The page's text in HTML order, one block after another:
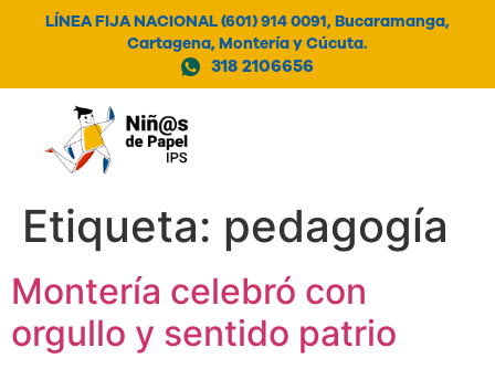
LÍNEA FIJA NACIONAL (601) 914 0091, Bucaramanga,
Cartagena, Montería y Cúcuta.
318 2106656
Etiqueta: pedagogía
Montería celebró con
orgullo y sentido patrio